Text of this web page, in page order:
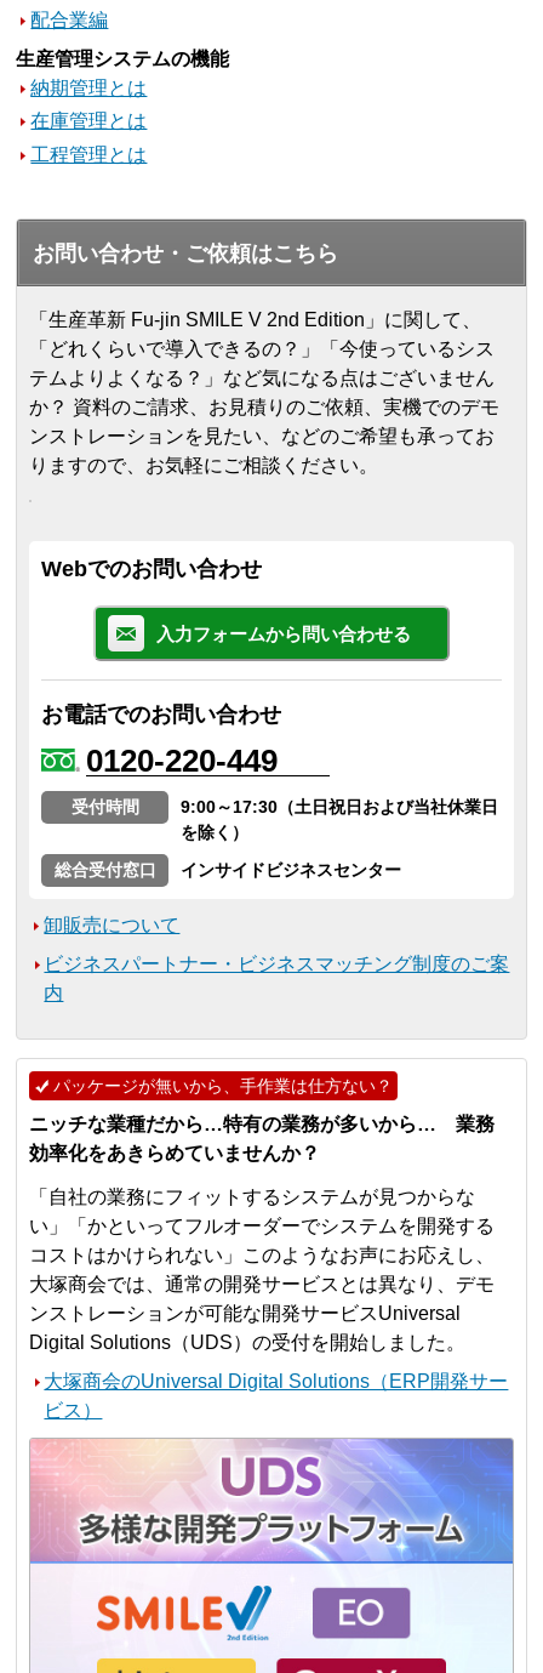
配合業編
生産管理システムの機能
納期管理とは
在庫管理とは
工程管理とは
お問い合わせ・ご依頼はこちら
「生産革新 Fu-jin SMILE V 2nd Edition」に関して、
「どれくらいで導入できるの？」「今使っているシス
テムよりよくなる？」など気になる点はございません
か？ 資料のご請求、お見積りのご依頼、実機でのデモ
ンストレーションを見たい、などのご希望も承ってお
りますので、お気軽にご相談ください。
Webでのお問い合わせ
入力フォームから問い合わせる
お電話でのお問い合わせ
0120-220-449
受付時間
9:00～17:30（土日祝日および当社休業日
を除く）
総合受付窓口
インサイドビジネスセンター
卸販売について
ビジネスパートナー・ビジネスマッチング制度のご案
内
パッケージが無いから、手作業は仕方ない？
ニッチな業種だから…特有の業務が多いから… 業務
効率化をあきらめていませんか？
「自社の業務にフィットするシステムが見つからな
い」「かといってフルオーダーでシステムを開発する
コストはかけられない」このようなお声にお応えし、
大塚商会では、通常の開発サービスとは異なり、デモ
ンストレーションが可能な開発サービスUniversal
Digital Solutions（UDS）の受付を開始しました。
大塚商会のUniversal Digital Solutions（ERP開発サー
ビス）